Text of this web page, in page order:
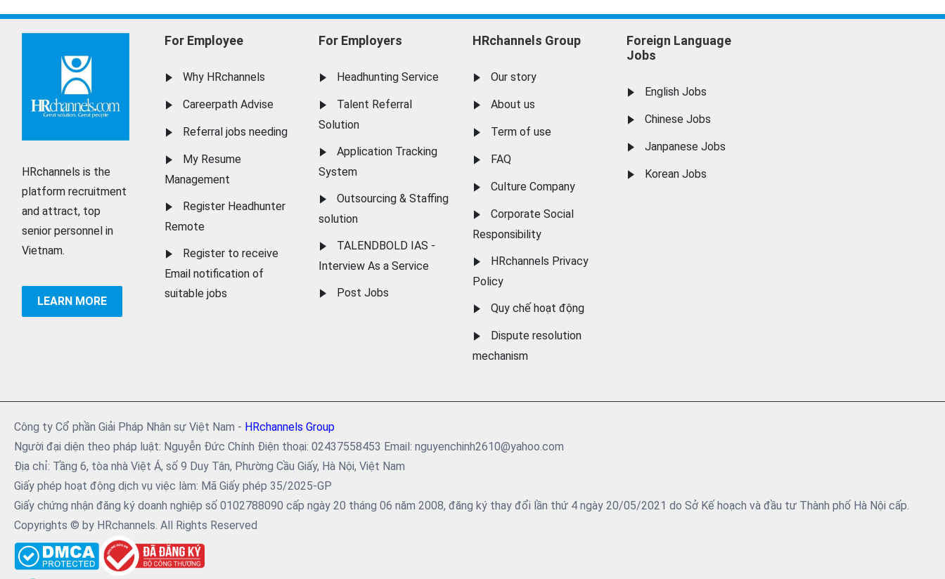
HRchannels is the
platform recruitment
and attract, top
senior personnel in
Vietnam.
LEARN MORE
For Employee
Why HRchannels
Careerpath Advise
Referral jobs needing
My Resume
Management
Register Headhunter
Remote
Register to receive
Email notification of
suitable jobs
For Employers
Headhunting Service
Talent Referral
Solution
Application Tracking
System
Outsourcing & Staffing
solution
TALENDBOLD IAS -
Interview As a Service
Post Jobs
HRchannels Group
Our story
About us
Term of use
FAQ
Culture Company
Corporate Social
Responsibility
HRchannels Privacy
Policy
Quy chế hoạt động
Dispute resolution
mechanism
Foreign Language
Jobs
English Jobs
Chinese Jobs
Janpanese Jobs
Korean Jobs
Công ty Cổ phần Giải Pháp Nhân sự Việt Nam - HRchannels Group
Người đại diện theo pháp luật: Nguyễn Đức Chính Điện thoại: 02437558453 Email: nguyenchinh2610@yahoo.com
Địa chỉ: Tầng 6, tòa nhà Việt Á, số 9 Duy Tân, Phường Cầu Giấy, Hà Nội, Việt Nam
Giấy phép hoạt động dịch vụ việc làm: Mã Giấy phép 35/2025-GP
Giấy chứng nhận đăng ký doanh nghiệp số 0102788090 cấp ngày 20 tháng 06 năm 2008, đăng ký thay đổi lần thứ 4 ngày 20/05/2021 do Sở Kế hoạch và đầu tư Thành phố Hà Nội cấp.
Copyrights © by HRchannels. All Rights Reserved